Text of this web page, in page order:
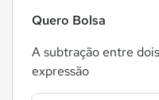
Quero Bolsa
A subtração entre
expressão